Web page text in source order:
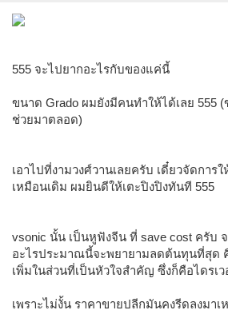
555 จะไปยากอะไรกับของแค่นี้
ขนาด Grado ผมยังมีคนทำให้ได้เลย
ช่วยมาตลอด)
เอาไปที่งามวงศ์วานเลยครับ เดี๋ยวจัดการ
เหมือนเดิม ผมยินดีให้เตะปิงปิงทันที 555
vsonic นั้น เป็นหูฟังจีน ที่ save cost ครับ
อะไรประมาณนี้จะพยายามลดต้นทุนที่สุด
เพิ่มในส่วนที่เป็นหัวใจสำคัญ ซึ่งก็คือไดรเว
เพราะไม่งั้น ราคาขายปลีกมันคงรีดลงมา